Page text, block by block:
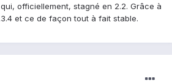
officiellement, stagné en 2.2. Grâce à
et ce de façon tout à fait stable.